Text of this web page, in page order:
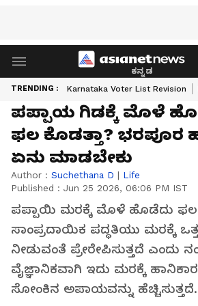
ಕನ್ನಡ
TRENDING : Karnataka Voter List Revision
ಪಪ್ಪಾಯ ಗಿಡಕ್ಕೆ ಮೊಳೆ
ಫಲ ಕೊಡತ್ತಾ? ಭರಪೂರ
ಏನು ಮಾಡಬೇಕು
Author : Suchethana D | Life
Published : Jun 25 2026, 06:06 PM IST
ಪಪ್ಪಾಯಿ ಮರಕ್ಕೆ ಮೊಳೆ ಹೊಡೆದು
ಸಾಂಪ್ರದಾಯಿಕ ಪದ್ಧತಿಯು ಮರಕ್ಕೆ
ನೀಡುವಂತೆ ಪ್ರೇರೇಪಿಸುತ್ತದೆ ಎಂದು
ವೈಜ್ಞಾನಿಕವಾಗಿ ಇದು ಮರಕ್ಕೆ
ಸೋಂಕಿನ ಅಪಾಯವನ್ನು ಹೆಚ್ಚಿಸುತ್ತದೆ.